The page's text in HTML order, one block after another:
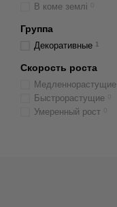
В коме землі
Группа
Декоративные 1
Скорость роста
Медленнорастущие
Быстрорастущие
Умеренный рост